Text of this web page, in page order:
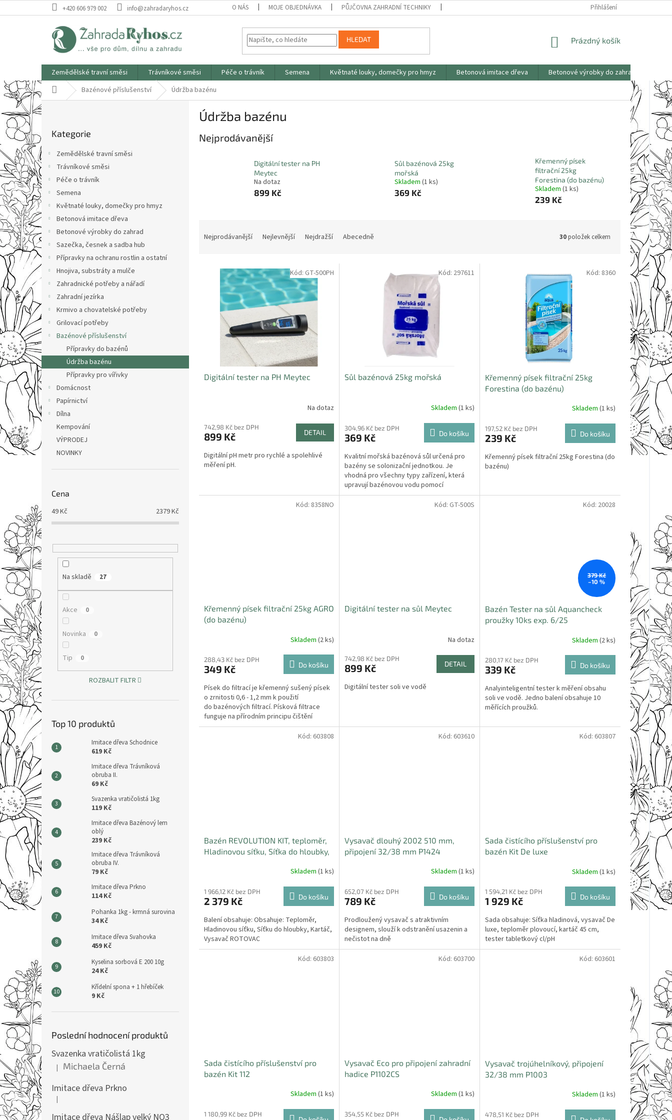
na
+420 606 979 002 info@zahradaryhos.cz O NÁS MOJE OBJEDNÁVKA PŮJČOVNA ZAHRADNÍ TECHNIKY PODMÍNKY OCHRANY
Přihlášení
HLEDAT
NÁKUPNÍ
Prázdný košík
Zemědělské travní směsi Trávníkové směsi Péče o trávník Semena Květnaté louky, domečky pro hmyz Betonová imitace dřeva Betonové výrobky do zahrad
Domů Bazénové příslušenství Údržba bazénu
P
o
r
a
n
n
í
p
a
n
e
l
kategorie
Kategorie
Zemědělské travní směsi
Trávníkové směsi
Péče o trávník
Semena
Květnaté louky, domečky pro hmyz
Betonová imitace dřeva
Betonové výrobky do zahrad
Sazečka, česnek a sadba hub
Přípravky na ochranu rostlin a ostatní
Hnojiva, substráty a mulče
Zahradnické potřeby a nářadí
Zahradní jezírka
Krmivo a chovatelské potřeby
Grilovací potřeby
Bazénové příslušenství
Přípravky do bazénů
Údržba bazénu
Přípravky pro vířivky
Domácnost
Papírnictví
Dílna
Kempování
VÝPRODEJ
NOVINKY
Cena
49Kč 2379Kč
Na skladě 27
Akce 0
Novinka 0
Tip 0
ROZBALIT FILTR
Top 10 produktů
Imitace dřeva Schodnice
619 Kč
Imitace dřeva Trávníková
obruba II.
69 Kč
Svazenka vratičolistá 1kg
119 Kč
Imitace dřeva Bazénový lem
oblý
239 Kč
Imitace dřeva Trávníková
obruba IV.
79 Kč
Imitace dřeva Prkno
114 Kč
Pohanka 1kg - krmná surovina
34 Kč
Imitace dřeva Svahovka
459 Kč
Kyselina sorbová E 200 10g
24 Kč
Křídelní spona + 1 hřebíček
9 Kč
Poslední hodnocení produktů
Svazenka vratičolistá 1kg
Hodnocení produktu je 5 z 5 hvězdiček.
| Michaela Černá
Imitace dřeva Prkno
Hodnocení produktu je 5 z 5 hvězdiček.
|
Imitace dřeva Nášlap velký NO3
Údržba bazénu
Nejprodávanější
Digitální tester na PH
Meytec
Na dotaz
899 Kč
Sůl bazénová 25kg
mořská
Skladem (1 ks)
369 Kč
Křemenný písek
filtrační 25kg
Forestina (do bazénu)
Skladem (1 ks)
239 Kč
Nejprodávanější Nejlevnější Nejdražší Abecedně 30položek celkem
Digitální tester na PH Meytec
Na dotaz
742,98 Kč bez DPH
899 Kč DETAIL
Digitální pH metr pro rychlé a spolehlivé
měření pH.
Kód: GT-500PH
Sůl bazénová 25kg mořská
Skladem (1 ks)
304,96 Kč bez DPH
369 Kč Do košíku
Kvalitní mořská bazénová sůl určená pro
bazény se solonizační jednotkou. Je
vhodná pro všechny typy zařízení, která
upravují bazénovou vodu pomocí
elektrolýzy soli. Solonizační...
Kód: 297611
Křemenný písek filtrační 25kg
Forestina (do bazénu)
Skladem (1 ks)
197,52 Kč bez DPH
239 Kč Do košíku
Křemenný písek filtrační 25kg Forestina (do
bazénu)
Kód: 8360
Křemenný písek filtrační 25kg AGRO
(do bazénu)
Skladem (2 ks)
288,43 Kč bez DPH
349 Kč Do košíku
Písek do filtrací je křemenný sušený písek
o zrnitosti 0,6 - 1,2 mm k použití
do bazénových filtrací. Písková filtrace
funguje na přírodním principu čištění
vody,...
Kód: 8358NO
Digitální tester na sůl Meytec
Na dotaz
742,98 Kč bez DPH
899 Kč DETAIL
Digitální tester soli ve vodě
Kód: GT-500S
379 Kč
–10 %
Bazén Tester na sůl Aquancheck
proužky 10ks exp. 6/25
Skladem (2 ks)
280,17 Kč bez DPH
339 Kč Do košíku
Analyinteligentní tester k měření obsahu
soli ve vodě. Jedno balení obsahuje 10
měřících proužků.
Kód: 20028
Bazén REVOLUTION KIT, teploměr,
Hladinovou síťku, Síťka do hloubky,
Skladem (1 ks)
1 966,12 Kč bez DPH
2 379 Kč Do košíku
Balení obsahuje: Obsahuje: Teploměr,
Hladinovou síťku, Síťku do hloubky, Kartáč,
Vysavač ROTOVAC
Kód: 603808
Vysavač dlouhý 2002 510 mm,
připojení 32/38 mm P1424
Skladem (1 ks)
652,07 Kč bez DPH
789 Kč Do košíku
Prodloužený vysavač s atraktivním
designem, slouží k odstranění usazenin a
nečistot na dně
Kód: 603610
Sada čistícího příslušenství pro
bazén Kit De luxe
Skladem (1 ks)
1 594,21 Kč bez DPH
1 929 Kč Do košíku
Sada obsahuje: Síťka hladinová, vysavač De
luxe, teploměr plovoucí, kartáč 45 cm,
tester tabletkový cl/pH
Kód: 603807
Sada čistícího příslušenství pro
bazén Kit 112
Skladem (1 ks)
1 180,99 Kč bez DPH
Kód: 603803
Vysavač Eco pro připojení zahradní
hadice P1102CS
Skladem (1 ks)
354,55 Kč bez DPH
Kód: 603700
Vysavač trojúhelníkový, připojení
32/38 mm P1003
Skladem (1 ks)
478,51 Kč bez DPH
Kód: 603601